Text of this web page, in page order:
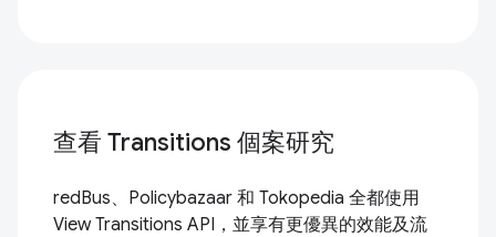
查看 Transitions 個案研究
redBus、Policybazaar 和 Tokopedia 全都使用
View Transitions API，並享有更優異的效能及流